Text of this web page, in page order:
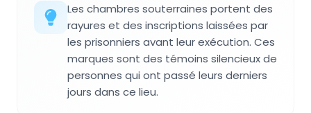
Les chambres souterraines portent des
rayures et des inscriptions laissées par
les prisonniers avant leur exécution. Ces
marques sont des témoins silencieux de
personnes qui ont passé leurs derniers
jours dans ce lieu.